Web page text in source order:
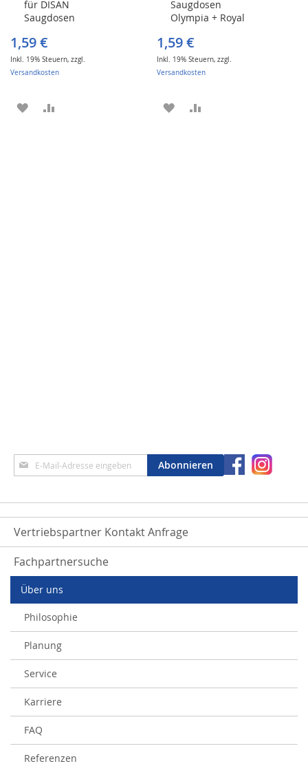
für DISAN
Saugdosen
1,59 €
Inkl. 19% Steuern, zzgl.
Versandkosten
den
Warenkorb
ZUR
Saugdosen
Olympia + Royal
1,59 €
Inkl. 19% Steuern,zzgl.
Versandkosten
den
Warenkorb
ZUR
Anmeldung
zum
Abonnieren
Vertriebspartner Kontakt Anfrage
Fachpartnersuche
Über uns
Philosophie
Planung
Service
Karriere
FAQ
Referenzen